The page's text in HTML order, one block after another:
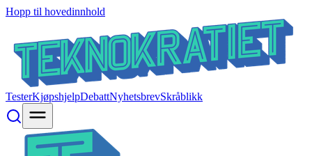
Hopp til hovedinnhold
TesterKjøpshjelpDebattNyhetsbrevSkråblikk